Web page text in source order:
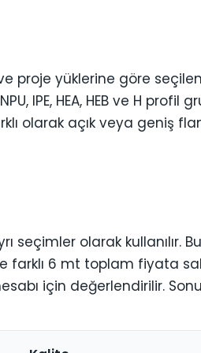
ve proje yüklerine göre
IPE, HEA, HEB ve H profil
olarak açık veya geniş
seçimler olarak kullanılır.
farklı 6 mt toplam fiyata
için değerlendirilir.